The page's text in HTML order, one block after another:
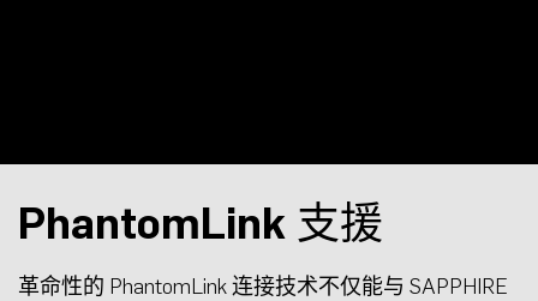
PhantomLink 支援
革命性的 PhantomLink 连接技术不仅能与 SAPPHIRE